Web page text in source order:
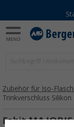
Zubehör für Iso-
Trinkverschluss Silikon
Esbit